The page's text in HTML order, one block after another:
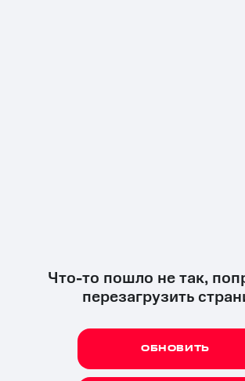
Что-то пошло не так,
перезагрузить
ОБНОВИТЬ